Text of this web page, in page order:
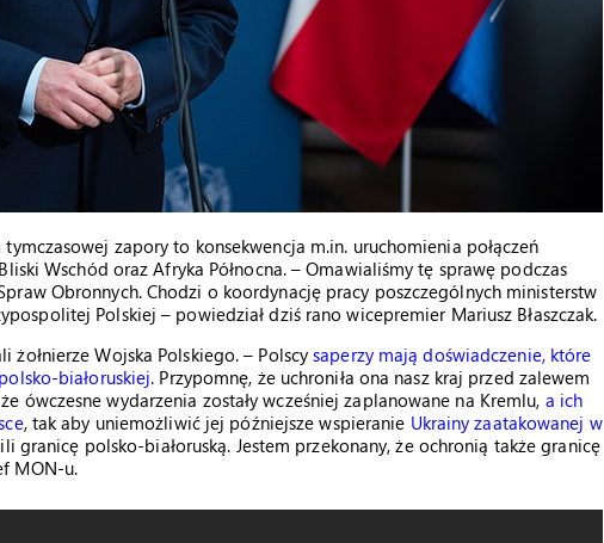
zapory to konsekwencja m.in. uruchomienia połączeń
Wschód oraz Afryka Północna. – Omawialiśmy tę sprawę podczas
Obronnych. Chodzi o koordynację pracy poszczególnych ministerstw
Polskiej – powiedział dziś rano wicepremier Mariusz Błaszczak.
Wojska Polskiego. – Polscysaperzy mają doświadczenie, które
białoruskiej. Przypomnę, że uchroniła ona nasz kraj przed zalewem
ówczesne wydarzenia zostały wcześniej zaplanowane na Kremlu, a ich
, tak aby uniemożliwić jej późniejsze wspieranie Ukrainy zaatakowanej w
granicę polsko-białoruską. Jestem przekonany, że ochronią także granicę
MON-u.